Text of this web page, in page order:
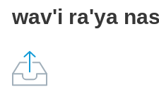
wav'i ra'ya